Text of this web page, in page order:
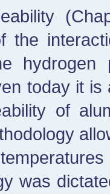
the
hydrogen
today it
of
was